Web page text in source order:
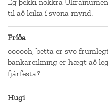
til að leika í svona mynd.
Fríða
oooooh, þetta er svo
bankareikning er hægt að
fjárfesta?
Hugi